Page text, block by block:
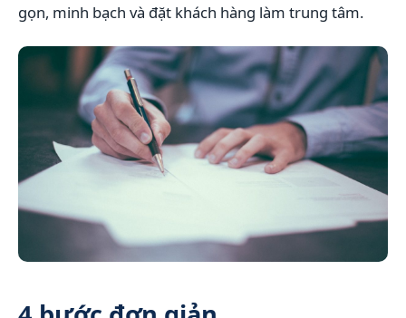
gọn, minh bạch và đặt khách hàng làm trung tâm.